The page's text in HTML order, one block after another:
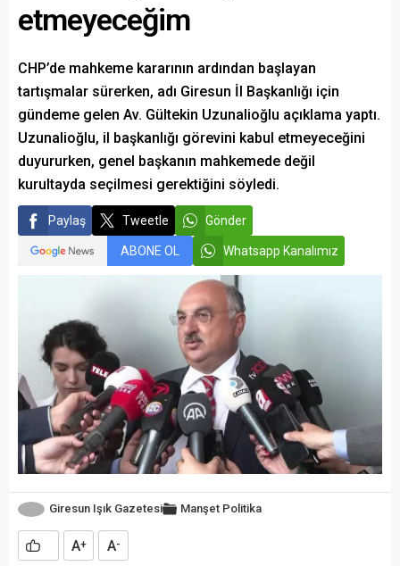
etmeyeceğim
CHP’de mahkeme kararının ardından başlayan
tartışmalar sürerken, adı Giresun İl Başkanlığı için
gündeme gelen Av. Gültekin Uzunalioğlu açıklama yaptı.
Uzunalioğlu, il başkanlığı görevini kabul etmeyeceğini
duyururken, genel başkanın mahkemede değil
kurultayda seçilmesi gerektiğini söyledi.
Paylaş Tweetle Gönder
ABONE OL Whatsapp Kanalımız
Giresun Işık Gazetesi Manşet Politika
A+ A-